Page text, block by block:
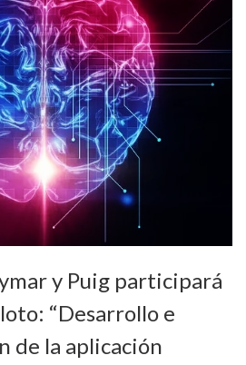
y Puig participará
“Desarrollo e
de la aplicación